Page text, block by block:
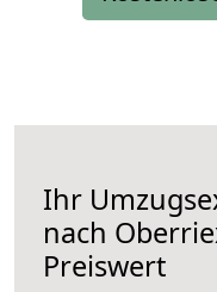
Ihr
nach
Preiswert